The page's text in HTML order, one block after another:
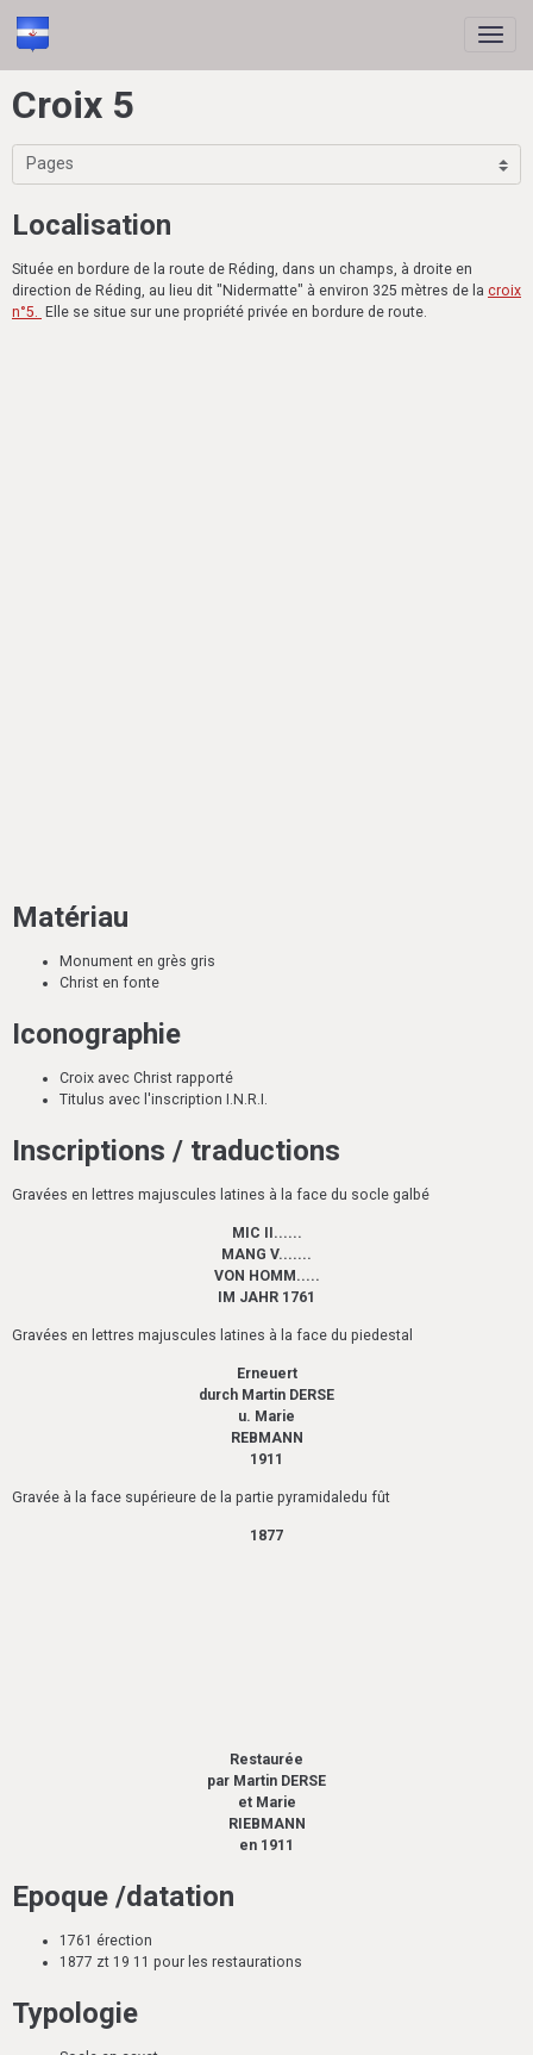
Croix 5
Localisation
Située en bordure de la route de Réding, dans un champs, à droite en
direction de Réding, au lieu dit "Nidermatte" à environ 325 mètres de la croix
n°5.
Elle se situe sur une propriété privée en bordure de route.
Matériau
Monument en grès gris
Christ en fonte
Iconographie
Croix avec Christ rapporté
Titulus avec l'inscription I.N.R.I.
Inscriptions / traductions
Gravées en lettres majuscules latines à la face du socle galbé
MIC II......
MANG V.......
VON HOMM.....
IM JAHR 1761
Gravées en lettres majuscules latines à la face du piedestal
Erneuert
durch Martin DERSE
u. Marie
REBMANN
1911
Gravée à la face supérieure de la partie pyramidaledu fût
1877
Restaurée
par Martin DERSE
et Marie
RIEBMANN
en 1911
Epoque /datation
1761 érection
1877 zt 19 11 pour les restaurations
Typologie